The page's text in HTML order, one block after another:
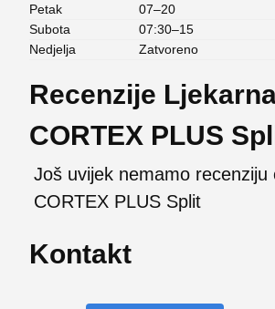
Petak
07–20
Subota
07:30–15
Nedjelja
Zatvoreno
Recenzije
CORTEX PLUS
Još uvijek nemamo recenziju
CORTEX PLUS Split
Kontakt